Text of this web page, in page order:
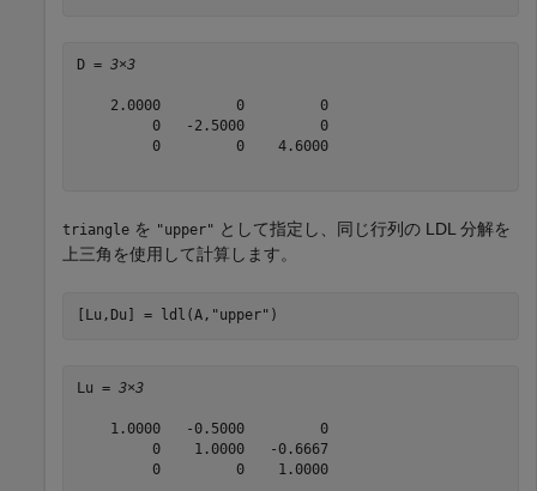
D = 3×3
    2.0000         0         0
         0   -2.5000         0
         0         0    4.6000
triangle を "upper" として指定し、同じ行列の LDL 分解を
上三角を使用して計算します。
[Lu,Du] = ldl(A, "upper" )
Lu = 3×3
    1.0000   -0.5000         0
         0    1.0000   -0.6667
         0         0    1.0000